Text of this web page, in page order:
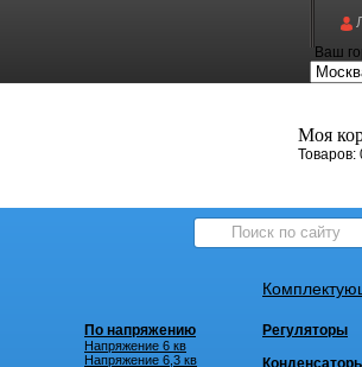
Ваш
Моя
Товаров:
По напряжению
Напряжение 6 кв
Напряжение 6,3 кв
Регуляторы